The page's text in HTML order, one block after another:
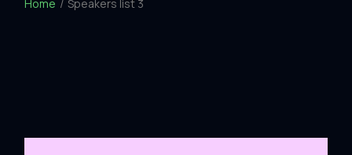
Home Speakers list 3